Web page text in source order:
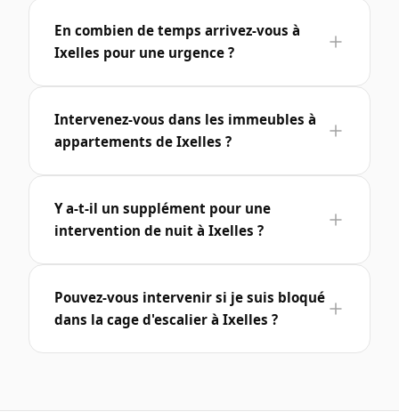
En combien de temps arrivez-vous à
Ixelles pour une urgence ?
Intervenez-vous dans les immeubles à
appartements de Ixelles ?
Y a-t-il un supplément pour une
intervention de nuit à Ixelles ?
Pouvez-vous intervenir si je suis bloqué
dans la cage d'escalier à Ixelles ?